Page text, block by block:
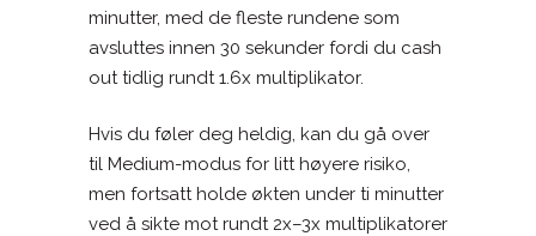
minutter, med de fleste rundene som
avsluttes innen 30 sekunder fordi du cash
out tidlig rundt 1.6x multiplikator.
Hvis du føler deg heldig, kan du gå over
til Medium-modus for litt høyere risiko,
men fortsatt holde økten under ti minutter
ved å sikte mot rundt 2x–3x multiplikatorer